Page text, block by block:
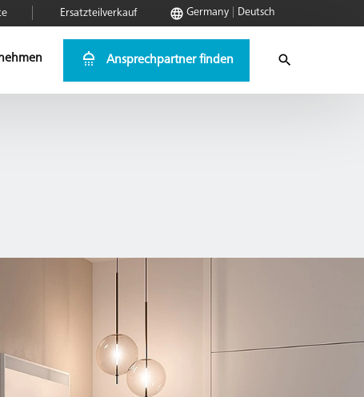
Ersatzteilverkauf Germany Deutsch
Ansprechpartner finden